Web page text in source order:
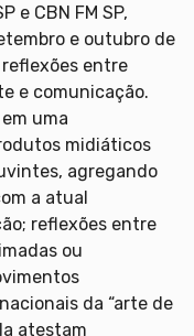
e CBN FM SP,
e outubro de
entre
e comunicação.
uma
midiáticos
agregando
a atual
reflexões entre
ou
da “arte de
atestam